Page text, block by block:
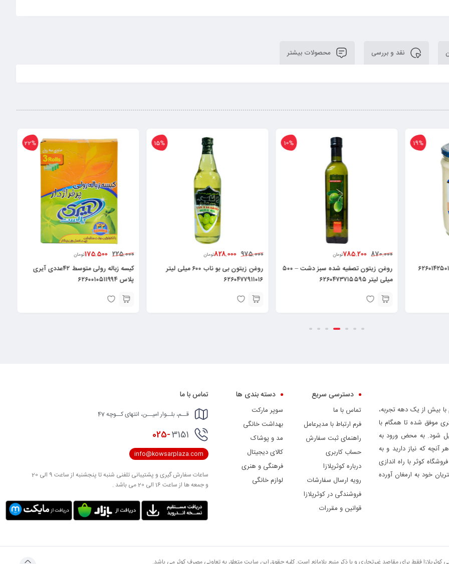
نقد و بررسی محصولات بیشتر
روغن زیتون تصفیه شده سبز دشت – ۵۰۰
روغن زیتون بی بو ناب ۶۰۰ میلی لیتر
۶۲۶۰۴۷۷۹۱۱۰۱۶
22%
کیسه زباله رولی متوسط ۴۲عددی آیری
با بیش از یک دهه تجربه،
موفق شده تا همگام با
شود. به محض ورود به
آنچه که نیاز دارید و به
کوثر با راه اندازی
خود به ارمغان آورده
دسترسی سریع
تماس با ما
فرم ارتباط با مدیرعامل
راهنمای ثبت سفارش
حساب کاربری
درباره کوثرپلازا
رویه ارسال سفارشات
فروشندگی در کوثرپلازا
قوانین و مقررات
دسته بندی ها
سوپر مارکت
بهداشت خانگی
مد و پوشاک
کالای دیجیتال
فرهنگی و هنری
لوازم خانگی
تماس با ما
قــم، بلــوار امیــن، انتهای کــوچه 47
025-3151
info@kowsarplaza.com
ساعات سفارش گیری و پشتیبانی تلفنی شنبه تا پنجشنبه از ساعت 9 الی 20
و جمعه ها از ساعت 16 الی 20 می باشد .
کوثرپلازا فقط برای مقاصد غیرتجاری و با ذکر منبع بلامانع است. کلیه حقوق این سایت متعلق به تعاونی مصرف کوثر می باشد.